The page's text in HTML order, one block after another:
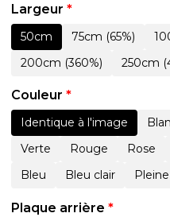
Largeur *
50cm 75cm (65%)
200cm (360%)
250cm
Couleur *
Identique à l'image
Verte
Rouge Rose
Bleu
Bleu clair
Plaque arrière *